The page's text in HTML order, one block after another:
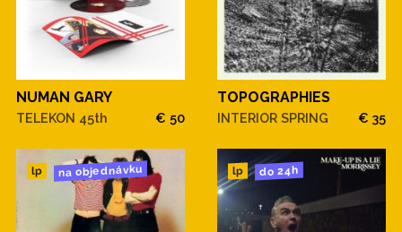
NUMAN GARY
TELEKON 45th € 50
TOPOGRAPHIES
INTERIOR SPRING € 35
lp na objednávku lp do 24h